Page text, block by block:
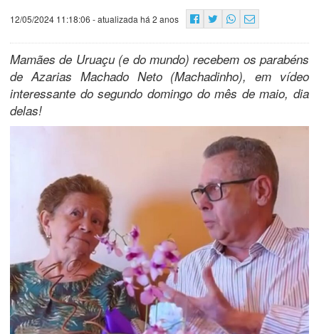
12/05/2024 11:18:06 - atualizada há 2 anos
Mamães de Uruaçu (e do mundo) recebem os parabéns
de Azarias Machado Neto (Machadinho), em vídeo
interessante do segundo domingo do mês de maio, dia
delas!